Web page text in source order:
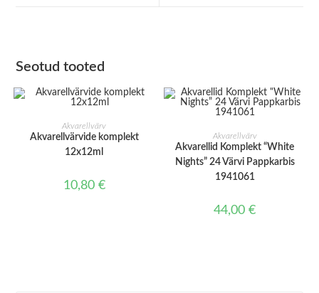
Seotud tooted
LISA KORVI
Akvarellvärv
Akvarellvärvide komplekt
12x12ml
10,80 €
LISA KORVI
Akvarellvärv
Akvarellid Komplekt “White
Nights” 24 Värvi Pappkarbis
1941061
44,00€